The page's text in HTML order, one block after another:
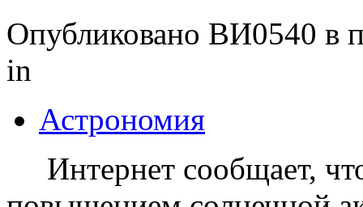
Опубликовано ВИ0540 в
in
Астрономия
Интернет сообщает,